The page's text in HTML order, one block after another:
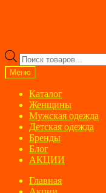
Поиск
товаров
Меню
Каталог
Женщины
Мужская одежда
Детская одежда
Бренды
Блог
АКЦИИ
Главная